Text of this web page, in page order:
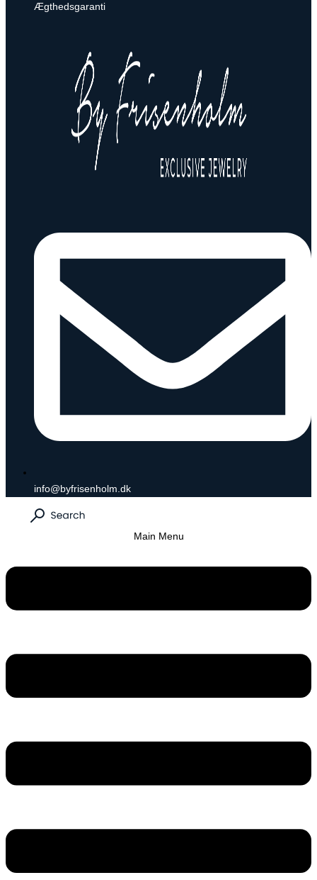
Ægthedsgaranti
info@byfrisenholm.dk
Main Menu